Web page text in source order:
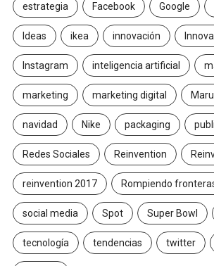
estrategia Facebook Google
Ideas ikea innovación
Instagram inteligencia artificial
marketing marketing digital
navidad Nike packaging
Redes Sociales Reinvention
reinvention 2017 Rompiendo
social media Spot Super Bowl
tecnología tendencias twitter